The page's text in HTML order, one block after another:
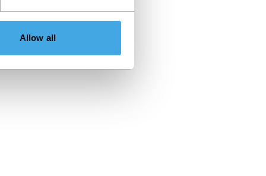
Allow all